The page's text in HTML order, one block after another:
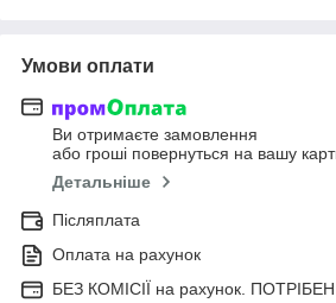
Умови оплати
Ви отримаєте замовлення
або гроші повернуться на вашу
Детальніше
Післяплата
Оплата на рахунок
БЕЗ КОМІСІЇ на рахунок.